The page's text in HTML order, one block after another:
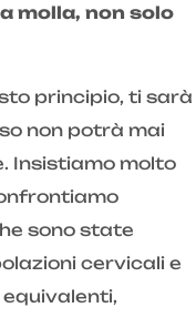
molla, non solo
principio, ti sarà
non potrà mai
Insistiamo molto
sono state
cervicali e